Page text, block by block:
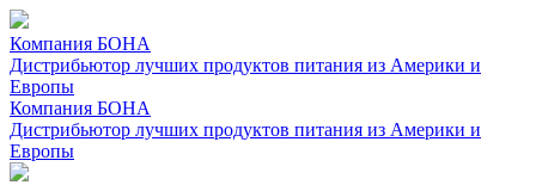
Компания БОНА
Дистрибьютор лучших продуктов питания из Америки и
Европы
Компания БОНА
Дистрибьютор лучших продуктов питания из Америки и
Европы